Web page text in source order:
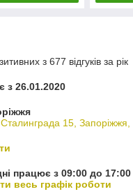
з 677 відгуків за рік
з 26.01.2020
15, Запоріжжя,
працює з 09:00 до 17:00
весь графік роботи